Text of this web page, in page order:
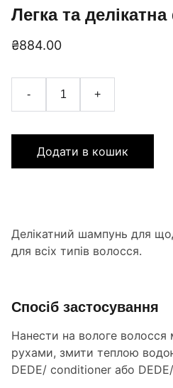
Легка та
₴884.00
- +
Додати в кошик
Делікатний шампунь для
для всіх типів волосся.
Спосіб застосування
Нанести на вологе
рухами, змити теплою
DEDE/ conditioner або